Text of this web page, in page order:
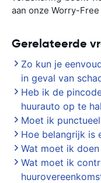
aan onze Worry-
Gerelateerde
Zo kun je
in geval van
Heb ik de
huurauto op te
Moet ik
Hoe belangrijk is
Wat moet ik
Wat moet ik